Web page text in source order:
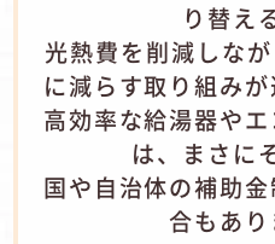
り替え
光熱費を削減しな
に減らす取り組みが
高効率な給湯器や
は、まさに
国や自治体の補助
合もあ